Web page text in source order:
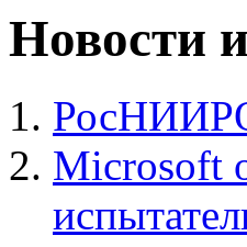
Новости
Microsoft